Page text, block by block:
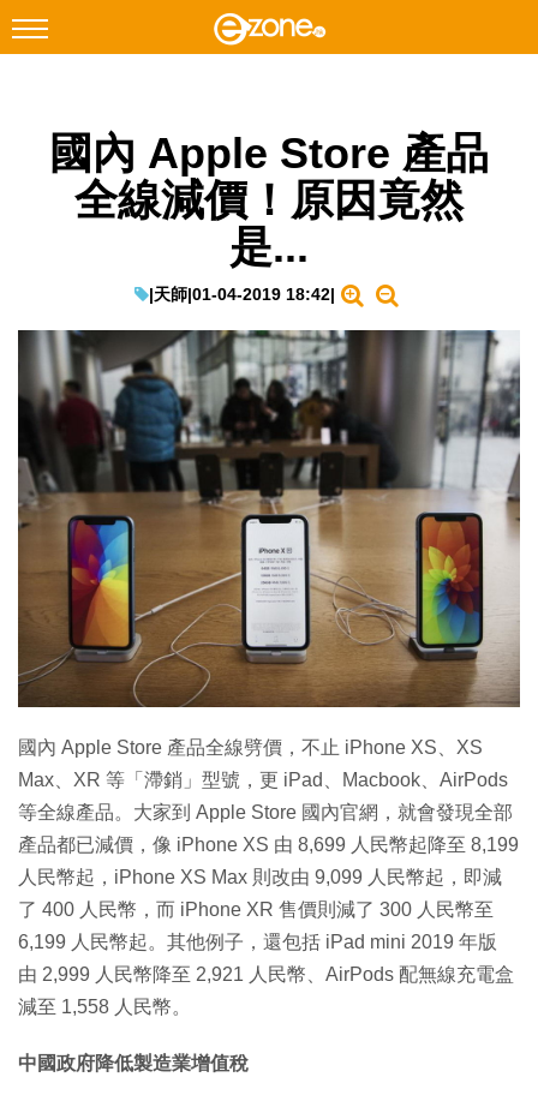
Facebook Instagram
科技焦點
教學評測
EduTech
生成式AI與雲端應用
Enterprise Digital Transformation
特集
國內 Apple Store 產品
全線減價！原因竟然
是...
|天師|01-04-2019 18:42|
國內 Apple Store 產品全線劈價，不止 iPhone XS、XS
Max、XR 等「滯銷」型號，更 iPad、Macbook、AirPods
等全線產品。大家到 Apple Store 國內官網，就會發現全部
產品都已減價，像 iPhone XS 由 8,699 人民幣起降至 8,199
人民幣起，iPhone XS Max 則改由 9,099 人民幣起，即減
了 400 人民幣，而 iPhone XR 售價則減了 300 人民幣至
6,199 人民幣起。其他例子，還包括 iPad mini 2019 年版
由 2,999 人民幣降至 2,921 人民幣、AirPods 配無線充電盒
減至 1,558 人民幣。
中國政府降低製造業增值稅